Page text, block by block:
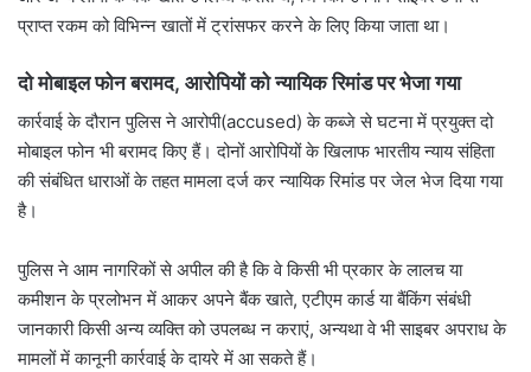
प्राप्त रकम को विभिन्न खातों में ट्रांसफर करने के लिए किया जाता था।
दो मोबाइल फोन बरामद, आरोपियों को न्यायिक रिमांड पर भेजा गया
कार्रवाई के दौरान पुलिस ने आरोपी(accused) के कब्जे से घटना में प्रयुक्त दो
मोबाइल फोन भी बरामद किए हैं। दोनों आरोपियों के खिलाफ भारतीय न्याय संहिता
की संबंधित धाराओं के तहत मामला दर्ज कर न्यायिक रिमांड पर जेल भेज दिया गया
है।
पुलिस ने आम नागरिकों से अपील की है कि वे किसी भी प्रकार के लालच या
कमीशन के प्रलोभन में आकर अपने बैंक खाते, एटीएम कार्ड या बैंकिंग संबंधी
जानकारी किसी अन्य व्यक्ति को उपलब्ध न कराएं, अन्यथा वे भी साइबर अपराध के
मामलों में कानूनी कार्रवाई के दायरे में आ सकते हैं।